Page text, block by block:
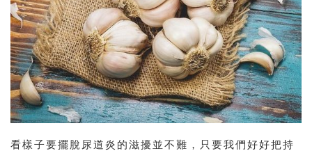
看樣子要擺脫尿道炎的滋擾並不難，只要我們好好把持